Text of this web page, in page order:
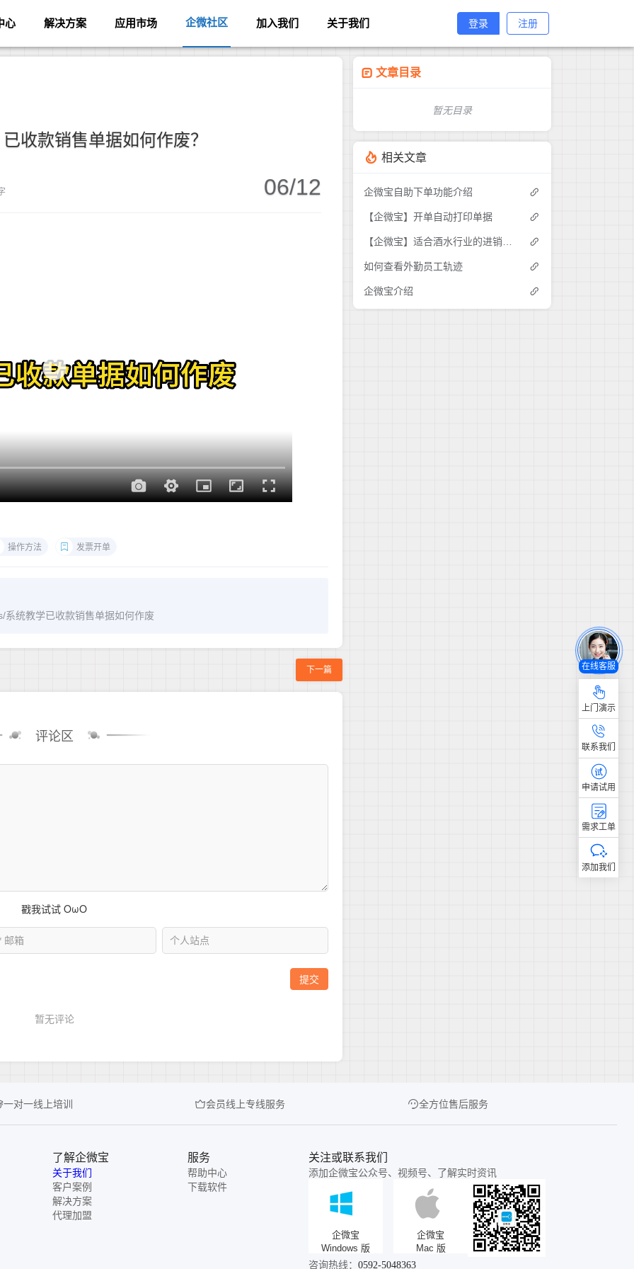
心 解决方案 应用市场 企微社区 加入我们 关于我们 登录 注册
收款销售单据如何作废？
06/12
操作方法 发票开单
统教学已收款销售单据如何作废
下一篇
评论区
文章目录
暂无目录
相关文章
企微宝自助下单功能介绍
【企微宝】开单自动打印单据
如何查看外勤员工轨迹
企微宝介绍
一对一线上培训 会员线上专线服务 全方位售后服务
了解企微宝
关于我们
客户案例
解决方案
代理加盟
服务
帮助中心
下载软件
关注或联系我们
添加企微宝公众号、视频号、了解实时资讯
企微宝
Windows 版
企微宝
Mac 版
咨询热线：0592-5048363
在线客服
上门演示
联系我们
申请试用
需求工单
添加我们